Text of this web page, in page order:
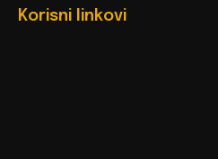
Korisni linkovi